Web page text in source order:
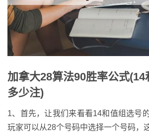
加拿大28算法90胜率公式
多少注)
1、首先，让我们来看看14和值组选号
玩家可以从28个号码中选择一个号码，